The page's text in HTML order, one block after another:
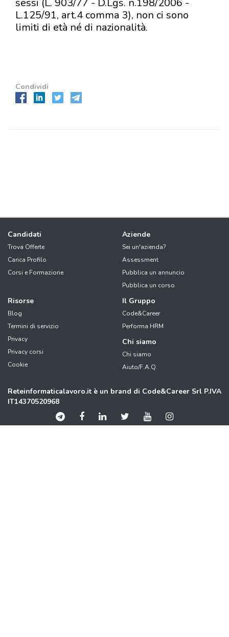
sessi (L. 903/77 - D.Lgs. n.198/2006 -
L.125/91, art.4 comma 3), non ci sono
limiti di età né di nazionalità.
Condividi
Candidati
Trova Offerte
Carica Profilo
Corsi e Formazione
Aziende
Sei un'azienda?
Assessment
Pubblica un annuncio
Pubblica un corso
Risorse
Blog
Termini di servizio
Privacy
Privacy corsi
Cookie
Il Gruppo
Code&Career
Performa HRM
Chi siamo
Chi siamo
Aiuto/F.A.Q.
Reteinformaticalavoro.it è un brand di Code&Career Srl P.IVA
IT14370520968